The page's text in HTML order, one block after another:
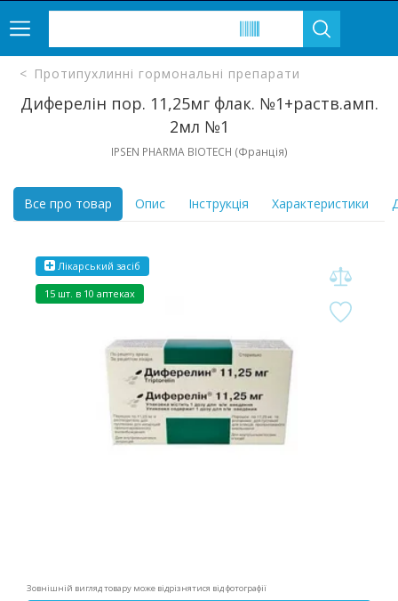
Протипухлинні гормональні препарати
Диферелін пор. 11,25мг флак. №1+раств.амп.
2мл №1
IPSEN PHARMA BIOTECH (Франція)
Все про товар Опис Інструкція Характеристики
Лікарський засіб
15 шт. в 10 аптеках
Зовнішній вигляд товару може відрізнятися від фотографії